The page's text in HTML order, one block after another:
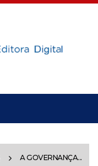
A GOVERNANÇA...